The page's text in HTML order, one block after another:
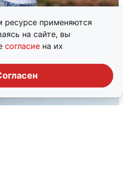
применяются
на сайте, вы
согласие на их
без